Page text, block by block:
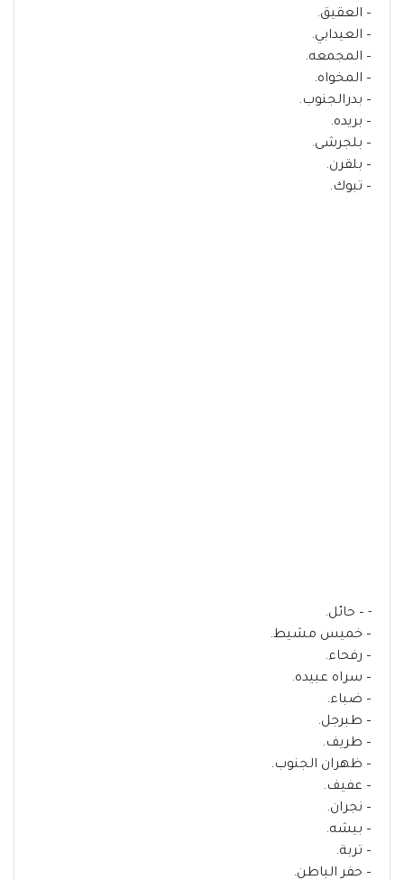
– العقيق.
– العيدابي.
– المجمعه.
– المخواه.
– بدرالجنوب.
– بريده.
– بلجرشى.
– بلقرن.
– تبوك.
- – حائل.
– خميس مشيط.
– رفحاء.
– سراه عبيده.
– ضباء.
– طبرجل.
– طريف.
– ظهران الجنوب.
– عفيف.
– نجران.
– بيشه.
– تربة.
– حفر الباطن.